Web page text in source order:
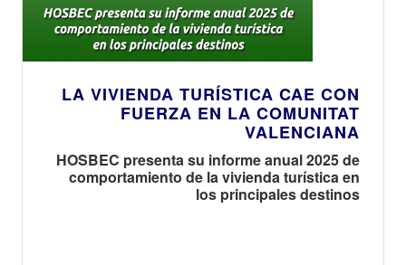
LA VIVIENDA TURÍSTICA CAE CON
FUERZA EN LA COMUNITAT
VALENCIANA
HOSBEC presenta su informe anual 2025 de
comportamiento de la vivienda turística en
los principales destinos